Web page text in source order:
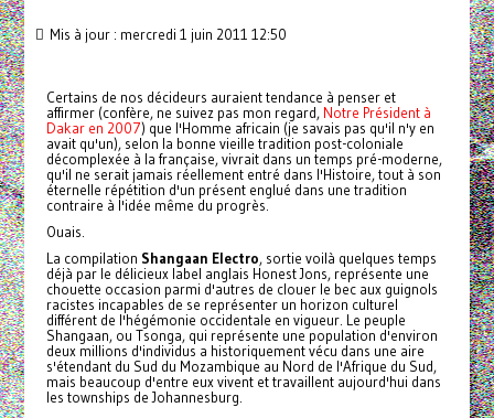
Mis à jour : mercredi 1 juin 2011 12:50
Certains de nos décideurs auraient tendance à penser et
affirmer (confère, ne suivez pas mon regard, Notre Président à
Dakar en 2007) que l'Homme africain (je savais pas qu'il n'y en
avait qu'un), selon la bonne vieille tradition post-coloniale
décomplexée à la française, vivrait dans un temps pré-moderne,
qu'il ne serait jamais réellement entré dans l'Histoire, tout à son
éternelle répétition d'un présent englué dans une tradition
contraire à l'idée même du progrès.
Ouais.
La compilation Shangaan Electro, sortie voilà quelques temps
déjà par le délicieux label anglais Honest Jons, représente une
chouette occasion parmi d'autres de clouer le bec aux guignols
racistes incapables de se représenter un horizon culturel
différent de l'hégémonie occidentale en vigueur. Le peuple
Shangaan, ou Tsonga, qui représente une population d'environ
deux millions d'individus a historiquement vécu dans une aire
s'étendant du Sud du Mozambique au Nord de l'Afrique du Sud,
mais beaucoup d'entre eux vivent et travaillent aujourd'hui dans
les townships de Johannesburg.